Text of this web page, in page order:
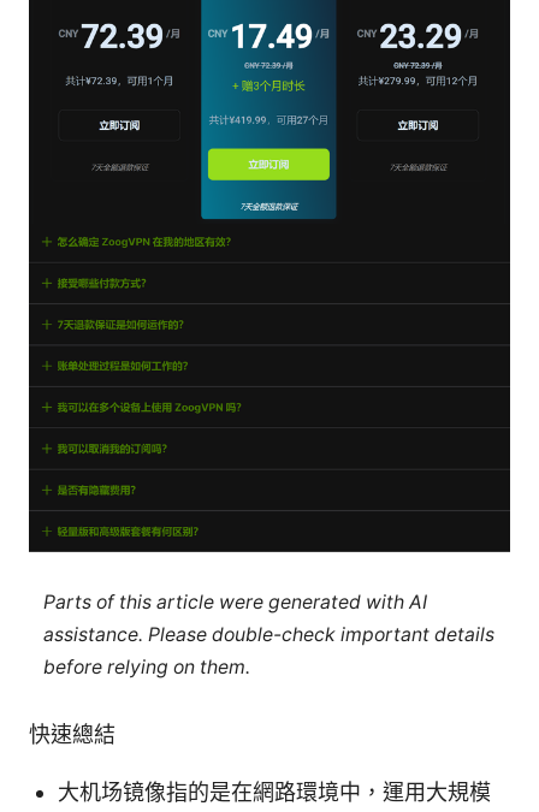
Parts of this article were generated with AI
assistance. Please double-check important details
before relying on them.
快速總結
大机场镜像指的是在網路環境中，運用大規模